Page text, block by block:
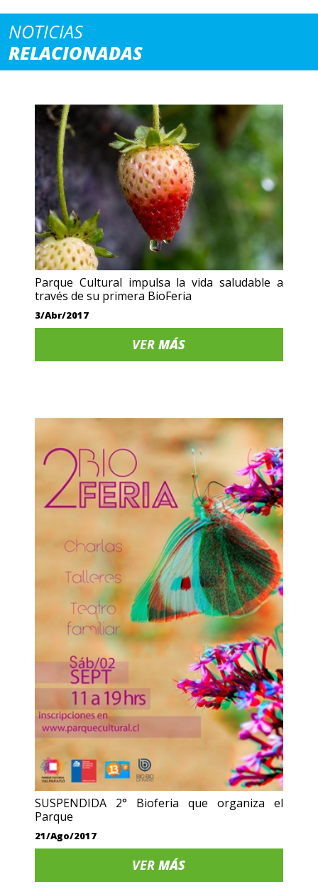
NOTICIAS
RELACIONADAS
Parque Cultural impulsa la vida saludable a
través de su primera BioFeria
3/Abr/2017
VERMÁS
SUSPENDIDA 2° Bioferia que organiza el
Parque
21/Ago/2017
VERMÁS